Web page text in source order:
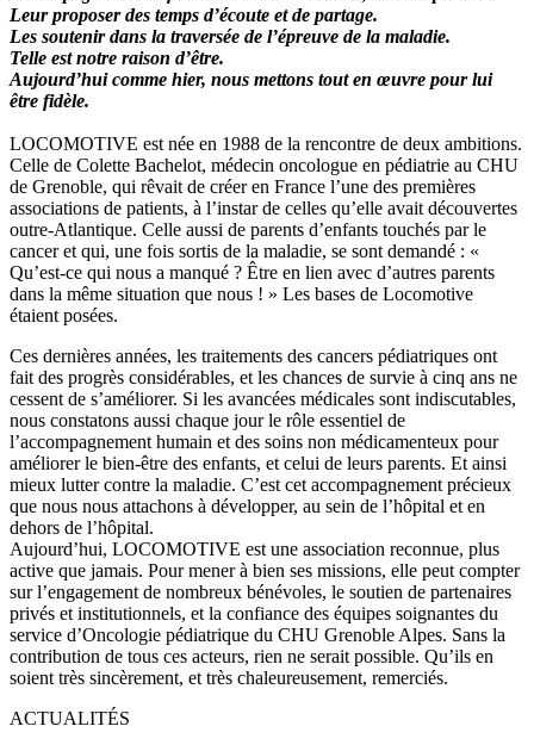
Leur proposer des temps d’écoute et de partage.
Les soutenir dans la traversée de l’épreuve de la maladie.
Telle est notre raison d’être.
Aujourd’hui comme hier, nous mettons tout en œuvre pour lui
être fidèle.
LOCOMOTIVE est née en 1988 de la rencontre de deux ambitions.
Celle de Colette Bachelot, médecin oncologue en pédiatrie au CHU
de Grenoble, qui rêvait de créer en France l’une des premières
associations de patients, à l’instar de celles qu’elle avait découvertes
outre-Atlantique. Celle aussi de parents d’enfants touchés par le
cancer et qui, une fois sortis de la maladie, se sont demandé : «
Qu’est-ce qui nous a manqué ? Être en lien avec d’autres parents
dans la même situation que nous ! » Les bases de Locomotive
étaient posées.
Ces dernières années, les traitements des cancers pédiatriques ont
fait des progrès considérables, et les chances de survie à cinq ans ne
cessent de s’améliorer. Si les avancées médicales sont indiscutables,
nous constatons aussi chaque jour le rôle essentiel de
l’accompagnement humain et des soins non médicamenteux pour
améliorer le bien-être des enfants, et celui de leurs parents. Et ainsi
mieux lutter contre la maladie. C’est cet accompagnement précieux
que nous nous attachons à développer, au sein de l’hôpital et en
dehors de l’hôpital.
Aujourd’hui, LOCOMOTIVE est une association reconnue, plus
active que jamais. Pour mener à bien ses missions, elle peut compter
sur l’engagement de nombreux bénévoles, le soutien de partenaires
privés et institutionnels, et la confiance des équipes soignantes du
service d’Oncologie pédiatrique du CHU Grenoble Alpes. Sans la
contribution de tous ces acteurs, rien ne serait possible. Qu’ils en
soient très sincèrement, et très chaleureusement, remerciés.
ACTUALITÉS